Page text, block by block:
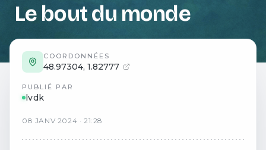
Le bout du monde
COORDONNÉES
48.97304, 1.82777
PUBLIÉ PAR
lvdk
08 JANV 2024 ·21:28